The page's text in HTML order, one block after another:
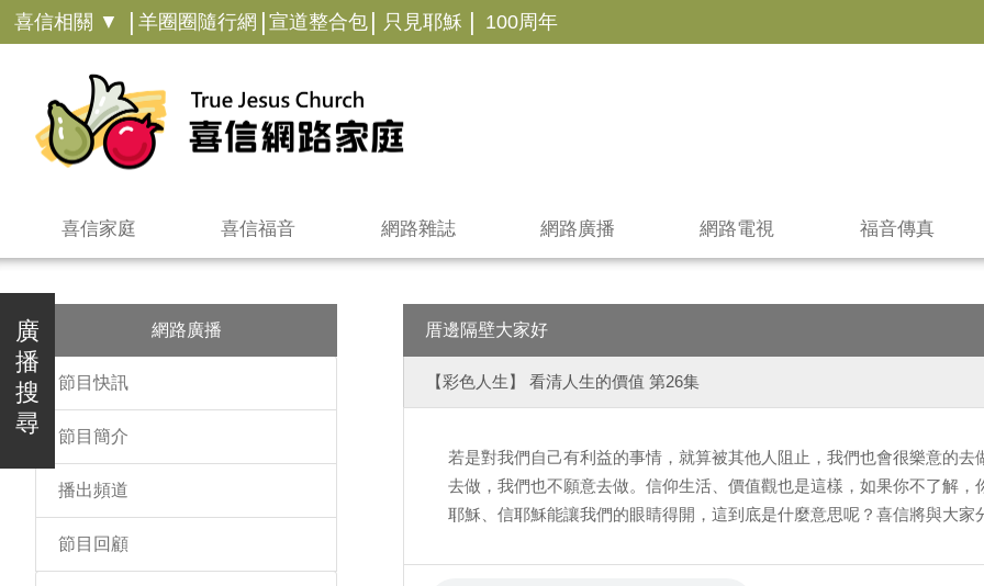
喜信相關 ▼ | 羊圈圈隨行網 | 宣道整合包 | 只見耶穌 | 100周年
喜信家庭 喜信福音 網路雜誌 網路廣播 網路電視 福音傳真
廣
播
搜
尋
網路廣播
節目快訊
節目簡介
播出頻道
節目回顧
厝邊隔壁大家好
【彩色人生】 看清人生的價值 第26集
若是對我們自己有利益的事情，就算被其他人阻止，我們也會很樂意的
去做，我們也不願意去做。信仰生活、價值觀也是這樣，如果你不了解
耶穌、信耶穌能讓我們的眼睛得開，這到底是什麼意思呢？喜信將與大